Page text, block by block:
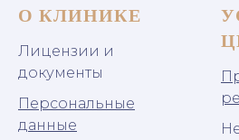
О КЛИНИКЕ
Лицензии и
документы
Персональные
данные